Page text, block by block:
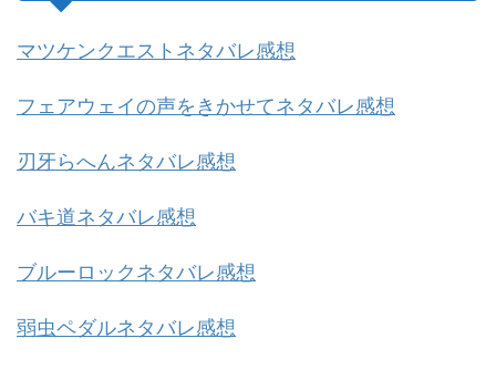
マツケンクエストネタバレ感想
フェアウェイの声をきかせてネタバレ感想
刃牙らへんネタバレ感想
バキ道ネタバレ感想
ブルーロックネタバレ感想
弱虫ペダルネタバレ感想